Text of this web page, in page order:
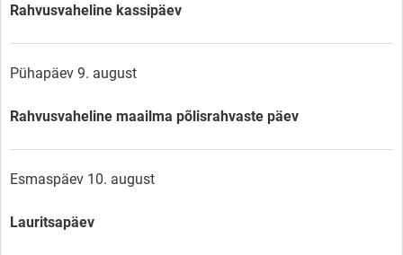
Rahvusvaheline kassipäev
Pühapäev 9. august
Rahvusvaheline maailma põlisrahvaste päev
Esmaspäev 10. august
Lauritsapäev